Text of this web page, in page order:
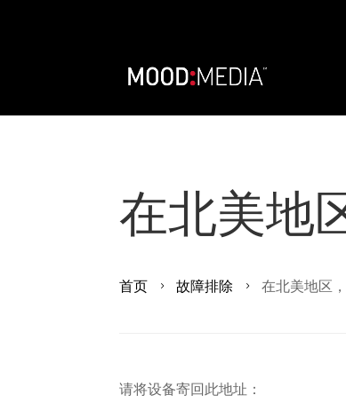
在北美地
首页 5 故障排除 5 在北美地区
请将设备寄回此地址：